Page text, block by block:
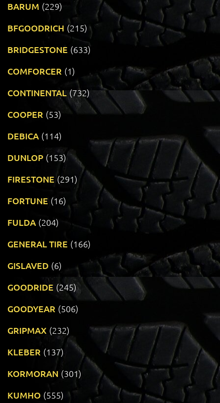
BARUM (229)
BFGOODRICH (215)
BRIDGESTONE (633)
COMFORCER (1)
CONTINENTAL (732)
COOPER (53)
DEBICA (114)
DUNLOP (153)
FIRESTONE (291)
FORTUNE (16)
FULDA (204)
GENERAL TIRE (166)
GISLAVED (6)
GOODRIDE (245)
GOODYEAR (506)
GRIPMAX (232)
KLEBER (137)
KORMORAN (301)
KUMHO (555)